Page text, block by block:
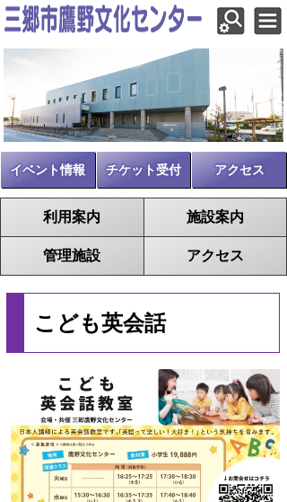
イベント情報 チケット受付 アクセス
利用案内 施設案内
管理施設 アクセス
こども英会話